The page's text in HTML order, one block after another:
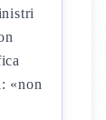
«non